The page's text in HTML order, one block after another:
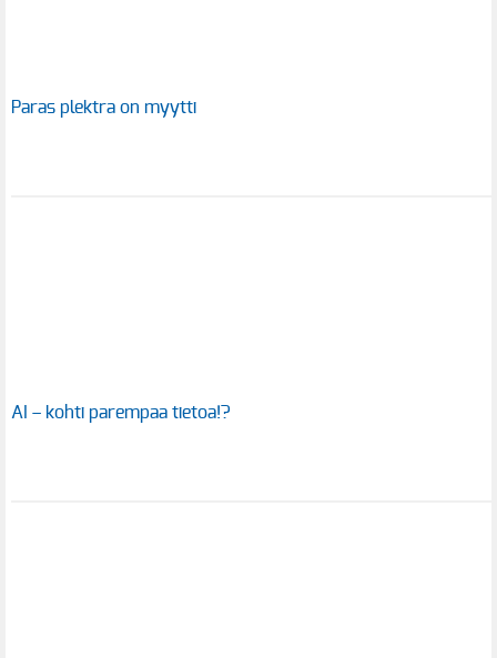
Paras plektra on myytti
AI – kohti parempaa tietoa!?